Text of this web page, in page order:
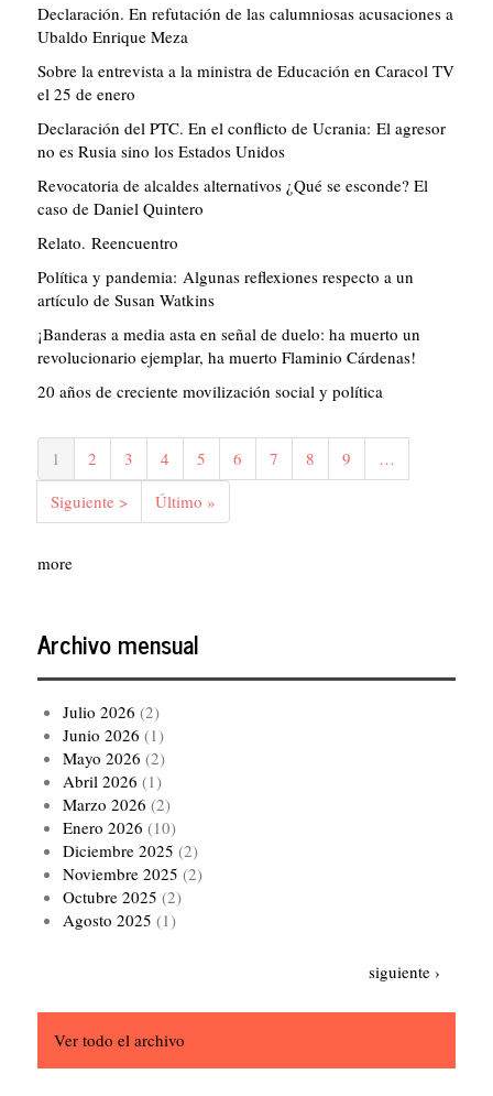
Declaración. En refutación de las calumniosas acusaciones a
Ubaldo Enrique Meza
Sobre la entrevista a la ministra de Educación en Caracol TV
el 25 de enero
Declaración del PTC. En el conflicto de Ucrania: El agresor
no es Rusia sino los Estados Unidos
Revocatoria de alcaldes alternativos ¿Qué se esconde? El
caso de Daniel Quintero
Relato. Reencuentro
Política y pandemia: Algunas reflexiones respecto a un
artículo de Susan Watkins
¡Banderas a media asta en señal de duelo: ha muerto un
revolucionario ejemplar, ha muerto Flaminio Cárdenas!
20 años de creciente movilización social y política
Paginación
Página
actual
1 Página
2 Página
3 Página
4 Página
5 Página
6 Página
7 Página
8 Página
9
…
Siguiente
página
Siguiente >
Última
página
Último »
more
Archivo mensual
Julio 2026 (2)
Junio 2026 (1)
Mayo 2026 (2)
Abril 2026 (1)
Marzo 2026 (2)
Enero 2026 (10)
Diciembre 2025 (2)
Noviembre 2025 (2)
Octubre 2025 (2)
Agosto 2025 (1)
Siguiente
siguiente ›
Ver todo el archivo